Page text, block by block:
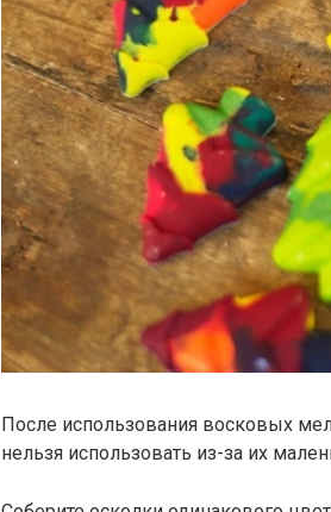
После использования восковых
нельзя использовать из-за их